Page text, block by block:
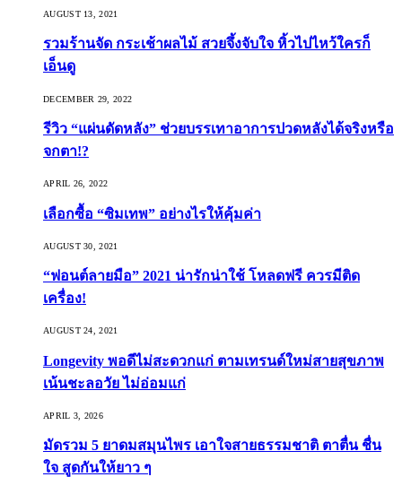
AUGUST 13, 2021
รวมร้านจัด กระเช้าผลไม้ สวยจึ้งจับใจ หิ้วไปไหว้ใครก็
เอ็นดู
DECEMBER 29, 2022
รีวิว “แผ่นดัดหลัง” ช่วยบรรเทาอาการปวดหลังได้จริงหรือ
จกตา!?
APRIL 26, 2022
เลือกซื้อ “ซิมเทพ” อย่างไรให้คุ้มค่า
AUGUST 30, 2021
“ฟอนต์ลายมือ” 2021 น่ารักน่าใช้ โหลดฟรี ควรมีติด
เครื่อง!
AUGUST 24, 2021
Longevity พอดีไม่สะดวกแก่ ตามเทรนด์ใหม่สายสุขภาพ
เน้นชะลอวัย ไม่อ่อมแก่
APRIL 3, 2026
มัดรวม 5 ยาดมสมุนไพร เอาใจสายธรรมชาติ ตาตื่น ชื่น
ใจ สูดกันให้ยาว ๆ